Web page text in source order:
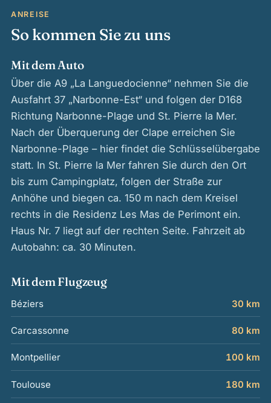
ANREISE
So kommen Sie zu uns
Mit dem Auto
Über die A9 „La Languedocienne“ nehmen Sie die
Ausfahrt 37 „Narbonne-Est“ und folgen der D168
Richtung Narbonne-Plage und St. Pierre la Mer.
Nach der Überquerung der Clape erreichen Sie
Narbonne-Plage – hier findet die Schlüsselübergabe
statt. In St. Pierre la Mer fahren Sie durch den Ort
bis zum Campingplatz, folgen der Straße zur
Anhöhe und biegen ca. 150 m nach dem Kreisel
rechts in die Residenz Les Mas de Perimont ein.
Haus Nr. 7 liegt auf der rechten Seite. Fahrzeit ab
Autobahn: ca. 30 Minuten.
Mit dem Flugzeug
Béziers 30 km
Carcassonne 80 km
Montpellier 100 km
Toulouse 180 km